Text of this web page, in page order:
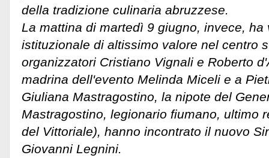
della tradizione culinaria abruzzese.
​La mattina di martedì 9 giugno, invece, ha
istituzionale di altissimo valore nel centro
organizzatori Cristiano Vignali e Roberto
madrina dell'evento Melinda Miceli e a
Giuliana Mastragostino, la nipote del
Mastragostino, legionario fiumano, ultimo
del Vittoriale), hanno incontrato il nuovo
Giovanni Legnini.